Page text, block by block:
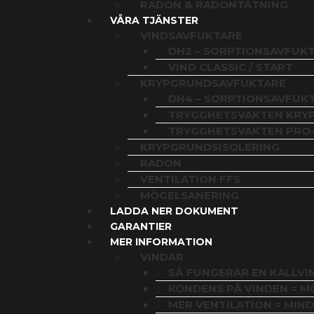
RADON & RADONTÄTNING
VÅRA TJÄNSTER
VINDSAVFUKTARE
DH2 –
VIND CLASSIC / START
KRYPGRUNDSAVFUKTARE
DH4 –
TRYGGHETSVAKTEN
TRYGGHETSVAKTEN PRO-
KRYPGRUNDSISOLERING
RADON
VENTILATION FFS
MÖGELSANERING
LADDA NER DOKUMENT
GARANTIER
MER INFORMATION
VINDAR
SÅ FUNGERAR EN
KONDENS PÅ VINDEN =
MER VENTILATION =